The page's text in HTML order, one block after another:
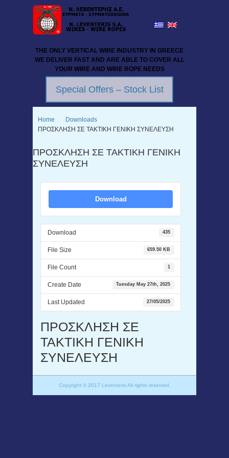
THE ONLY VERTICAL WIRE INDUSTRY IN GREECE
WE DELIVER FAST AND ARE ABLE TO COVER ALL
YOUR WIRE AND WIRE ROPE NEEDS
Special Offers – Stock List
Home
Downloads
ΠΡΟΣΚΛΗΣΗ ΣΕ ΤΑΚΤΙΚΗ ΓΕΝΙΚΗ ΣΥΝΕΛΕΥΣΗ
ΠΡΟΣΚΛΗΣΗ ΣΕ ΤΑΚΤΙΚΗ ΓΕΝΙΚΗ
ΣΥΝΕΛΕΥΣΗ
Download
Download 435
File Size 659.50 KB
File Count 1
Create Date Tuesday May 27th, 2025
Last Updated 27/05/2025
ΠΡΟΣΚΛΗΣΗ ΣΕ
ΤΑΚΤΙΚΗ ΓΕΝΙΚΗ
ΣΥΝΕΛΕΥΣΗ
Copyright © 2017 Leventeris All rights reserved.